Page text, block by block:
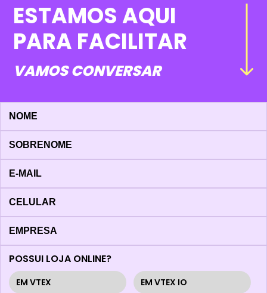
ESTAMOS AQUI
PARA FACILITAR
VAMOS CONVERSAR
POSSUI LOJA ONLINE?
EM VTEX EM VTEX IO